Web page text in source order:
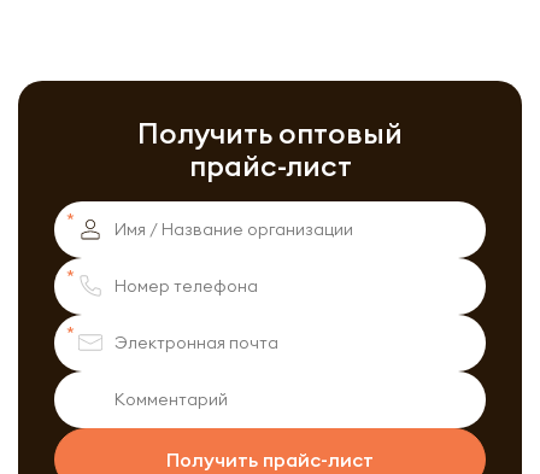
Получить оптовый
прайс-лист
Получить прайс-лист